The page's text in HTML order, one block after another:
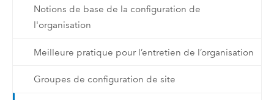
Notions de base de la configuration de
l'organisation
Meilleure pratique pour l’entretien de l’organisation
Groupes de configuration de site